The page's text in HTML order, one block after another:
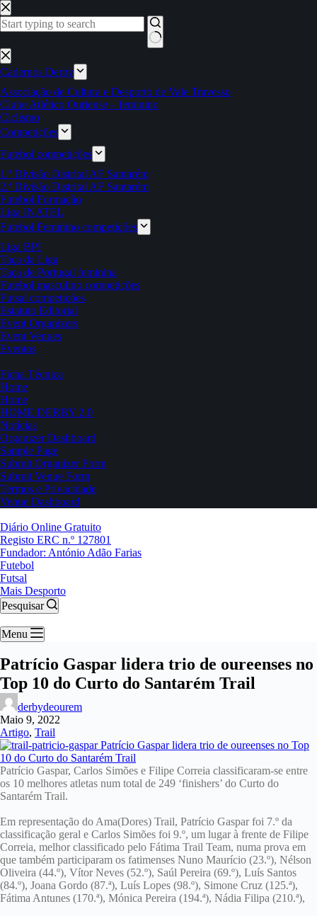
Pular
para
o
Sem
resultados
Cadernos Derby
Associação de Cultura e Desporto de Vale Travesso
Clube Atlético Ouriense – feminino
Ciclismo
Competições
Futebol competições
1.ª Divisão Distrital AF Santarém
2.ª Divisão Distrital AF Santarém
Futebol Formação
Liga INATEL
Futebol Feminino competições
Liga BPI
Taça da Liga
Taça de Portugal feminina
Futebol masculino competições
Futsal competições
Estatuto Editorial
Event Organizers
Event Venues
Eventos
Ficha Técnica
Home
Home
HOME DERBY 2.0
Notícias
Organizer Dashboard
Sample Page
Submit Organizer Form
Submit Venue Form
Termos e Privacidade
Venue Dashboard
Diário Online Gratuito
Registo ERC n.º 127801
Fundador: António Adão Farias
Futebol
Futsal
Mais Desporto
Pesquisar
Menu
Patrício Gaspar lidera trio de oureenses no
Top 10 do Curto do Santarém Trail
derbydeourem
Maio 9, 2022
Artigo, Trail
Patrício Gaspar, Carlos Simões e Filipe Correia classificaram-se entre
os 10 melhores atletas num total de 249 ‘finishers’ do Curto do
Santarém Trail.
Em representação do Ama(Dores) Trail, Patrício Gaspar foi 7.º da
classificação geral e Carlos Simões foi 9.º, um lugar à frente de Filipe
Correia, melhor classificado pelo Fátima Trail Team, numa prova em
que também participaram os fatimenses Nuno Maurício (23.º), Nélson
Oliveira (44.º), Vítor Neves (52.º), Saúl Pereira (69.º), Luís Santos
(84.º), Joana Gordo (87.ª), Luís Lopes (98.º), Simone Cruz (125.ª),
Fátima Antunes (170.ª), Mónica Pereira (194.ª), Nádia Filipa (210.ª),